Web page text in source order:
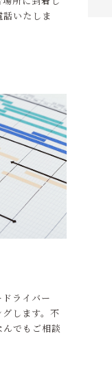
いたしま
ライバー
します。不
でもご相談